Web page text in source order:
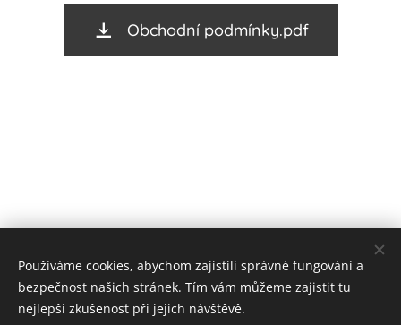
Obchodní podmínky.pdf
Používáme cookies, abychom zajistili správné fungování a
bezpečnost našich stránek. Tím vám můžeme zajistit tu
nejlepší zkušenost při jejich návštěvě.